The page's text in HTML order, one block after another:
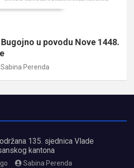
u povodu Nove 1448.
Sabina Perenda
135. sjednica Vlade
kantona
Sabina Perenda